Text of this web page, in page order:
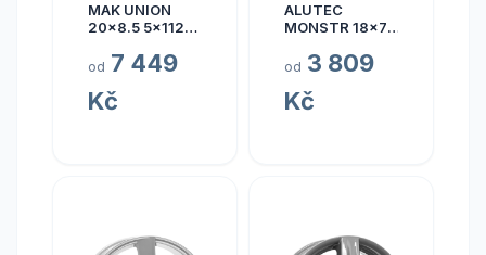
MAK UNION
20x8.5 5x112
od 7 449
Kč
ALUTEC
MONSTR 18x7.5
od 3 809
Kč